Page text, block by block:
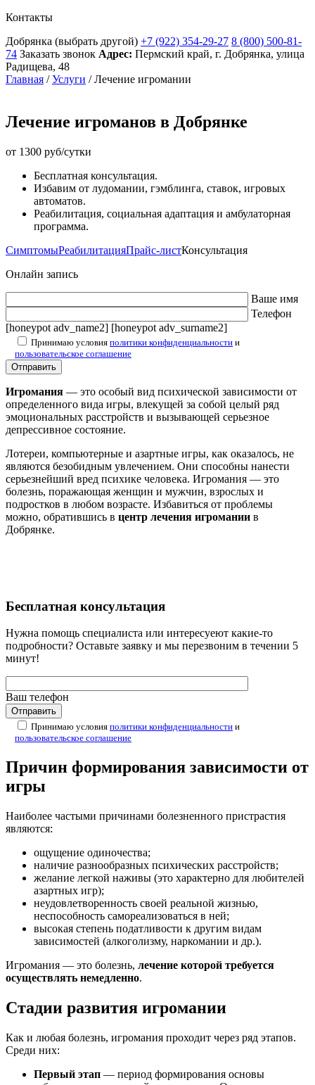
Контакты
Добрянка (выбрать другой) +7 (922) 354-29-27 8 (800) 500-81-
74 Заказать звонок Адрес: Пермский край, г. Добрянка, улица
Радищева, 48
Главная /Услуги /Лечение игромании
Лечение игроманов в Добрянке
от 1300 руб/сутки
Бесплатная консультация.
Избавим от лудомании, гэмблинга, ставок, игровых
автоматов.
Реабилитация, социальная адаптация и амбулаторная
программа.
СимптомыРеабилитацияПрайс-листКонсультация
Онлайн запись
Ваше имя
Телефон
[honeypot adv_name2] [honeypot adv_surname2]
Принимаю условия политики конфиденциальности и
пользовательское соглашение
Игромания — это особый вид психической зависимости от
определенного вида игры, влекущей за собой целый ряд
эмоциональных расстройств и вызывающей серьезное
депрессивное состояние.
Лотереи, компьютерные и азартные игры, как оказалось, не
являются безобидным увлечением. Они способны нанести
серьезнейший вред психике человека. Игромания — это
болезнь, поражающая женщин и мужчин, взрослых и
подростков в любом возрасте. Избавиться от проблемы
можно, обратившись в центр лечения игромании в
Добрянке.
Бесплатная консультация
Нужна помощь специалиста или интересуеют какие-то
подробности? Оставьте заявку и мы перезвоним в течении 5
минут!
Ваш телефон
Принимаю условия политики конфиденциальности и
пользовательское соглашение
Причин формирования зависимости от
игры
Наиболее частыми причинами болезненного пристрастия
являются:
ощущение одиночества;
наличие разнообразных психических расстройств;
желание легкой наживы (это характерно для любителей
азартных игр);
неудовлетворенность своей реальной жизнью,
неспособность самореализоваться в ней;
высокая степень податливости к другим видам
зависимостей (алкоголизму, наркомании и др.).
Игромания — это болезнь, лечение которой требуется
осуществлять немедленно.
Стадии развития игромании
Как и любая болезнь, игромания проходит через ряд этапов.
Среди них:
Первый этап — период формирования основы